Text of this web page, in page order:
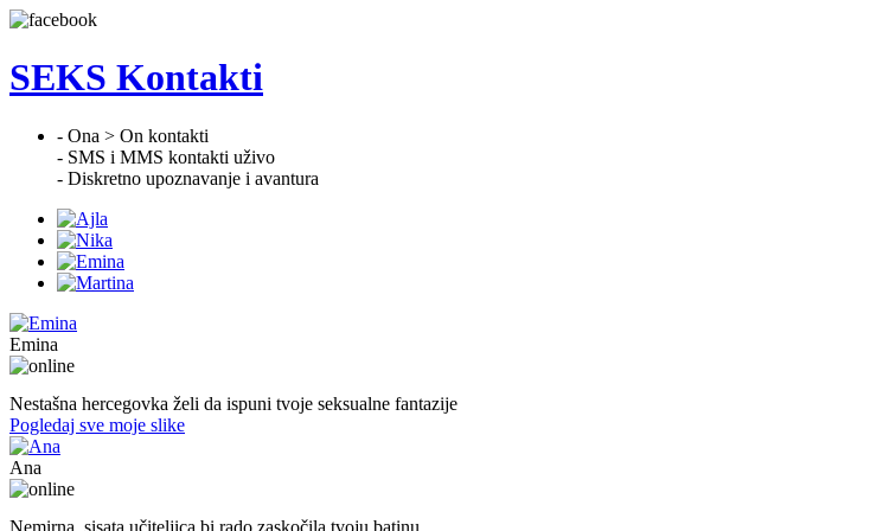
SEKS Kontakti
- Ona > On kontakti
- SMS i MMS kontakti uživo
- Diskretno upoznavanje i avantura
Emina
Nestašna hercegovka želi da ispuni tvoje seksualne fantazije
Pogledaj sve moje slike
Ana
Nemirna, sisata učiteljica bi rado zaskočila tvoju batinu.